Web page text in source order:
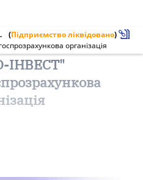
25276909 (Підприємство ліквідовано)
організація
ІНВЕСТ"